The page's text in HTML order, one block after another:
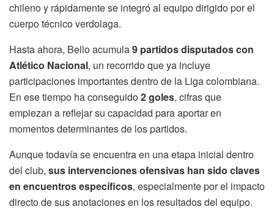
chileno y rápidamente se integró al equipo dirigido por el
cuerpo técnico verdolaga.
Hasta ahora, Bello acumula9 partidos disputados con
Atlético Nacional, un recorrido que ya incluye
participaciones importantes dentro de la Liga colombiana.
En ese tiempo ha conseguido2 goles, cifras que
empiezan a reflejar su capacidad para aportar en
momentos determinantes de los partidos.
Aunque todavía se encuentra en una etapa inicial dentro
del club, sus intervenciones ofensivas han sido claves
en encuentros específicos, especialmente por el impacto
directo de sus anotaciones en los resultados del equipo.